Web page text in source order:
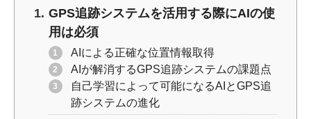
GPS追跡システムを活用する際にAIの使
用は必須
AIによる正確な位置情報取得
AIが解消するGPS追跡システムの課題点
自己学習によって可能になるAIとGPS追
跡システムの進化